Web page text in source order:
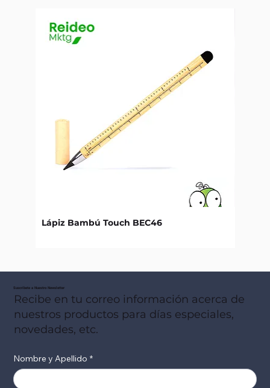
Lápiz Bambú Touch BEC46
Suscribete a Nuestro Newsletter
Recibe en tu correo información acerca de
nuestros productos para días especiales,
novedades, etc.
Nombre y Apellido *